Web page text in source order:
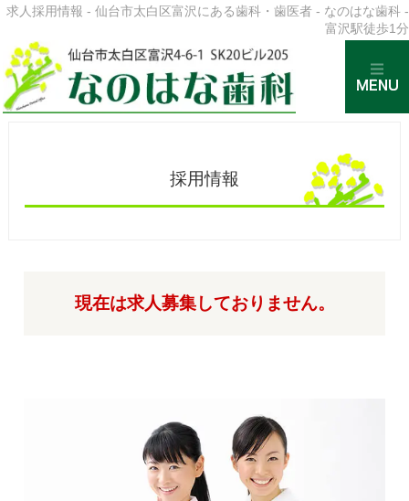
求人採用情報 - 仙台市太白区富沢にある歯科・歯医者 - なのはな歯科 -
富沢駅徒歩1分
採用情報
現在は求人募集しておりません。